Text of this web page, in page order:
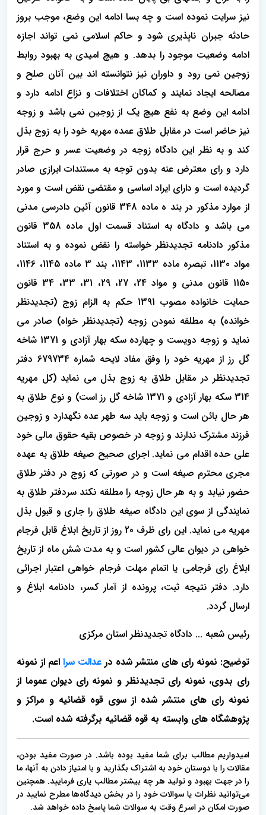
نیز سرایت نموده است و چه بسا ادامه این وضع، موجب بروز
حادثه جبران ناپذیری شود و حاکم اسلامی نمی تواند اجازه
ادامه وضعیت موجود را بدهد. و هیچ امیدی به بهبود روابط
زوجین نمی رود و داوران نیز نتوانسته اند بین آنان صلح و
مصالحه ایجاد نمایند و کماکان اختلافات و نزاع ادامه دارد و
ادامه این وضع به نفع هیچ یک از زوجین نمی باشد و زوجه
نیز حاضر است در مقابل طلاق عمده مهریه خود را به زوج بذل
کند و به نظر این دادگاه زوجه در وضعیت عسر و حرج قرار
دارد و رای معترض عنه بدون توجه به مستندات ابرازی صادر
گردیده است و دارای ایراد اساسی و مقتضی نقض است و مورد
از موارد مذکور در بند ه ماده 348 قانون آئین دادرسی مدنی
می باشد و دادگاه به استناد قسمت اول ماده 358 قانون
مذکور دادنامه تجدیدنظر خواسته را نقض نموده و به استناد
مواد 1130، تبصره ماده 1133، 1143، بند 3 ماده 1145، 1146،
1150 قانون مدنی و مواد 24، 27، 29، 31، 33، 34 قانون
حمایت خانواده مصوب 1391 حکم به الزام زوج (تجدیدنظر
خوانده) به مطلقه نمودن زوجه (تجدیدنظر خواه) صادر می
نماید و زوجه دویست و چهارده سکه بهار آزادی و 1371 شاخه
گل رز از مهریه خود را وفق مفاد لایحه شماره 679734 دفتر
تجدیدنظر در مقابل طلاق به زوج بذل می نماید (کل مهریه
314 سکه بهار آزادی و 1371 شاخه گل رز است) و نوع طلاق به
هر حال بائن است و زوجه باید سه طهر عده نگهدارد و زوجین
فرزند مشترک ندارند و زوجه در خصوص بقیه حقوق مالی خود
علی حده اقدام می نماید. اجرای صحیح صیغه طلاق به عهده
مجری محترم صیغه است و در صورتی که زوج در دفتر طلاق
حضور نیابد و به هر حال زوجه را مطلقه نکند سردفتر طلاق به
نمایندگی از سوی این دادگاه صیغه طلاق را جاری و قبول بذل
مهریه می نماید. این رای ظرف 20 روز از تاریخ ابلاغ قابل فرجام
خواهی در دیوان عالی کشور است و به مدت شش ماه از تاریخ
ابلاغ رای فرجامی یا اتمام مهلت فرجام خواهی اعتبار اجرائی
دارد. دفتر نتیجه ثبت، پرونده از آمار کسر، دادنامه ابلاغ و
ارسال گردد.
رئیس شعبه ... دادگاه تجدیدنظر استان مرکزی
توضیح: نمونه رای های منتشر شده در عدالت سرا اعم از نمونه
رای بدوی، نمونه رای تجدیدنظر و نمونه رای دیوان عموما از
نمونه رای های منتشر شده از سوی قوه قضائیه و مراکز و
پژوهشگاه های وابسته به قوه قضائیه برگرفته شده است.
امیدواریم مطالب برای شما مفید بوده باشد. در صورت مفید بودن،
مقالات را با دوستان خود به اشتراک بگذارید و با امتیاز دادن به آنها، ما
را در جهت بهبود و تولید هر چه بیشتر مطالب یاری فرمایید. همچنین
می‌توانید نظرات یا سوالات خود را در بخش دیدگاه‌ها مطرح نمایید در
صورت امکان در اسرع وقت به سوالات شما پاسخ داده خواهد شد.